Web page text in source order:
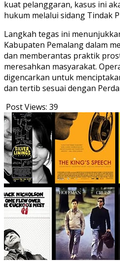
kuat pelanggaran, kasus ini
hukum melalui sidang Tindak
Langkah tegas ini
Kabupaten Pemalang dalam
dan memberantas praktik
meresahkan masyarakat.
digencarkan untuk
dan tertib sesuai dengan
Post Views: 39